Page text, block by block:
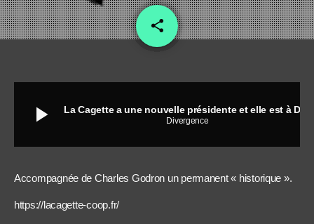
share
email
play_arrow Divergence
Accompagnée de Charles Godron un permanent « historique ».
https://lacagette-coop.fr/